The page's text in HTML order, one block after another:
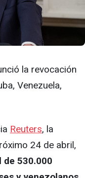
la revocación
Venezuela,
Reuters, la
24 de abril,
530.000